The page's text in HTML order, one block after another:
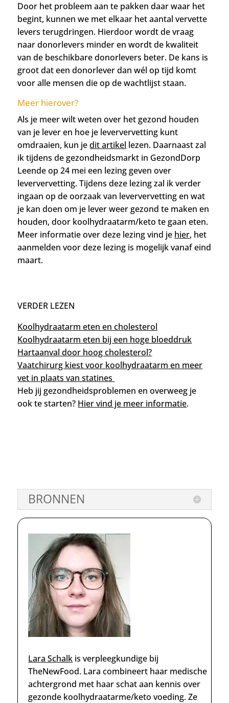
Door het probleem aan te pakken daar waar het
begint, kunnen we met elkaar het aantal vervette
levers terugdringen. Hierdoor wordt de vraag
naar donorlevers minder en wordt de kwaliteit
van de beschikbare donorlevers beter. De kans is
groot dat een donorlever dan wél op tijd komt
voor alle mensen die op de wachtlijst staan.
Meer hierover?
Als je meer wilt weten over het gezond houden
van je lever en hoe je leververvetting kunt
omdraaien, kun jedit artikel lezen. Daarnaast zal
ik tijdens de gezondheidsmarkt in GezondDorp
Leende op 24 mei een lezing geven over
leververvetting. Tijdens deze lezing zal ik verder
ingaan op de oorzaak van leververvetting en wat
je kan doen om je lever weer gezond te maken en
houden, door koolhydraatarm/keto te gaan eten.
Meer informatie over deze lezing vind je hier, het
aanmelden voor deze lezing is mogelijk vanaf eind
maart.
VERDER LEZEN
Koolhydraatarm eten en cholesterol
Koolhydraatarm eten bij een hoge bloeddruk
Hartaanval door hoog cholesterol?
Vaatchirurg kiest voor koolhydraatarm en meer
vet in plaats van statines
Heb jij gezondheidsproblemen en overweeg je
ook te starten? Hier vind je meer informatie.
BRONNEN
Lara Schalk is verpleegkundige bij
TheNewFood. Lara combineert haar medische
achtergrond met haar schat aan kennis over
gezonde koolhydraatarme/keto voeding. Ze